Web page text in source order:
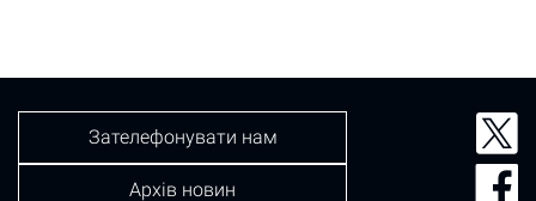
Зателефонувати нам
Архів новин